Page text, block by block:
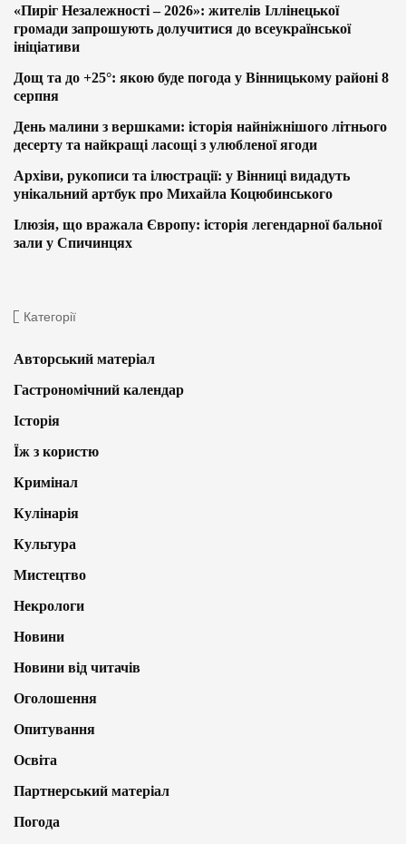
«Пиріг Незалежності – 2026»: жителів Іллінецької
громади запрошують долучитися до всеукраїнської
ініціативи
Дощ та до +25°: якою буде погода у Вінницькому районі 8
серпня
День малини з вершками: історія найніжнішого літнього
десерту та найкращі ласощі з улюбленої ягоди
Архіви, рукописи та ілюстрації: у Вінниці видадуть
унікальний артбук про Михайла Коцюбинського
Ілюзія, що вражала Європу: історія легендарної бальної
зали у Спичинцях
Категорії
Авторський матеріал
Гастрономічний календар
Історія
Їж з користю
Кримінал
Кулінарія
Культура
Мистецтво
Некрологи
Новини
Новини від читачів
Оголошення
Опитування
Освіта
Партнерський матеріал
Погода